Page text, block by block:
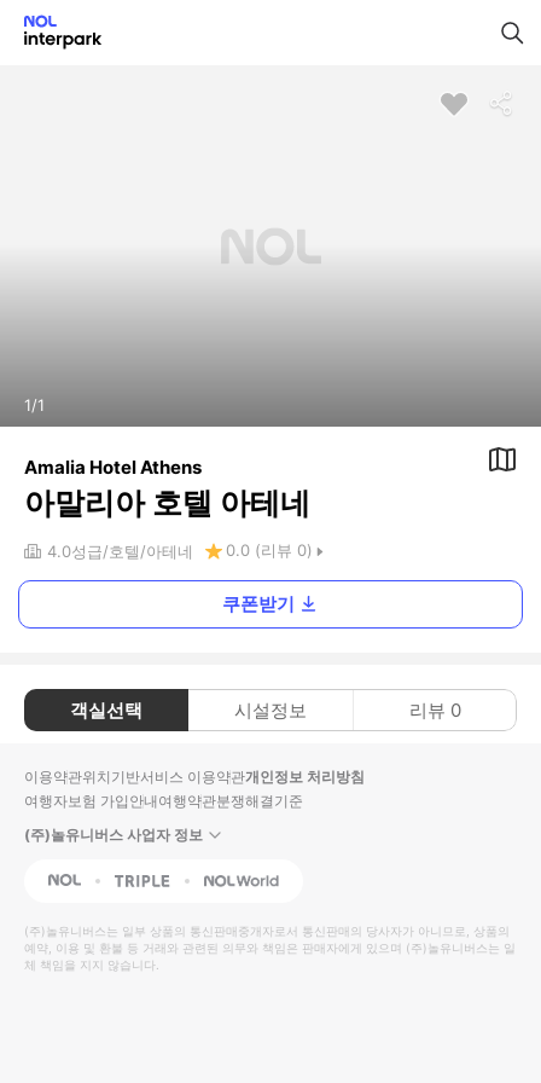
1/1
Amalia Hotel Athens
아말리아 호텔 아테네
4.0성급 호텔 아테네 0.0 (리뷰 0)
쿠폰받기
객실선택 시설정보 리뷰 0
이용약관위치기반서비스 이용약관개인정보 처리방침
여행자보험 가입안내여행약관분쟁해결기준
(주)놀유니버스 사업자 정보
NOL Triple Interpark Global
(주)놀유니버스는 일부 상품의 통신판매중개자로서 통신판매의 당사자가 아니므로, 상품의
예약, 이용 및 환불 등 거래와 관련된 의무와 책임은 판매자에게 있으며 (주)놀유니버스는 일
체 책임을 지지 않습니다.